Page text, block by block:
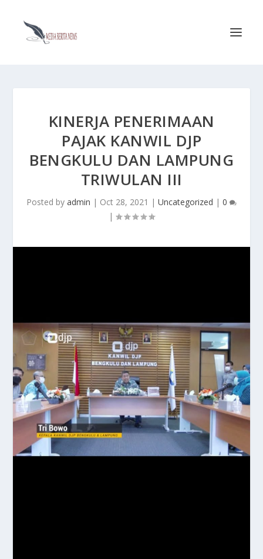
KINERJA PENERIMAAN
PAJAK KANWIL DJP
BENGKULU DAN LAMPUNG
TRIWULAN III
Posted by admin | Oct 28, 2021 | Uncategorized | 0
|